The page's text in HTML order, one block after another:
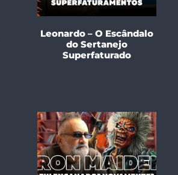
Leonardo – O Escândalo
do Sertanejo
Superfaturado